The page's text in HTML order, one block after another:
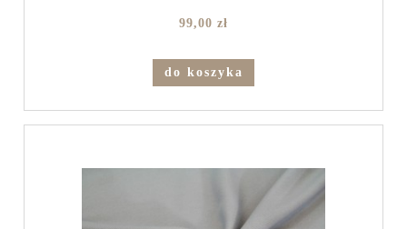
99,00 zł
do koszyka